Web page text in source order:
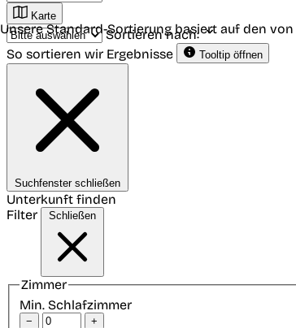
Karte
Sortieren nach:
So sortieren wir Ergebnisse
Tooltip öffnen
Unsere Standard-Sortierung basiert auf den
Suchfenster schließen
Unterkunft finden
Filter
Schließen
Zimmer
Min. Schlafzimmer
− +